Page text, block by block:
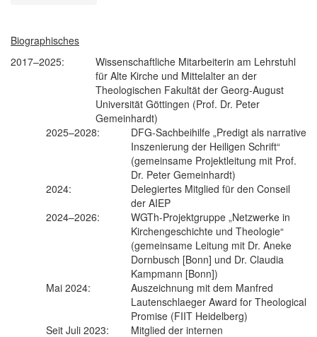
Biographisches
2017–2025:
Wissenschaftliche Mitarbeiterin am Lehrstuhl
für Alte Kirche und Mittelalter an der
Theologischen Fakultät der Georg-August
Universität Göttingen (Prof. Dr. Peter
Gemeinhardt)
2025–2028:
DFG-Sachbeihilfe „Predigt als narrative
Inszenierung der Heiligen Schrift“
(gemeinsame Projektleitung mit Prof.
Dr. Peter Gemeinhardt)
2024:
Delegiertes Mitglied für den Conseil
der AIEP
2024–2026:
WGTh-Projektgruppe „Netzwerke in
Kirchengeschichte und Theologie“
(gemeinsame Leitung mit Dr. Aneke
Dornbusch [Bonn] und Dr. Claudia
Kampmann [Bonn])
Mai 2024:
Auszeichnung mit dem Manfred
Lautenschlaeger Award for Theological
Promise (FIIT Heidelberg)
Seit Juli 2023:
Mitglied der internen